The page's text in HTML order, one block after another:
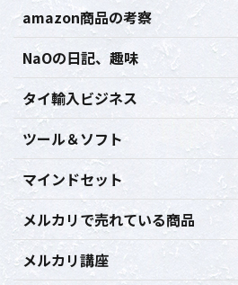
amazon商品の考察
NaOの日記、趣味
タイ輸入ビジネス
ツール＆ソフト
マインドセット
メルカリで売れている商品
メルカリ講座